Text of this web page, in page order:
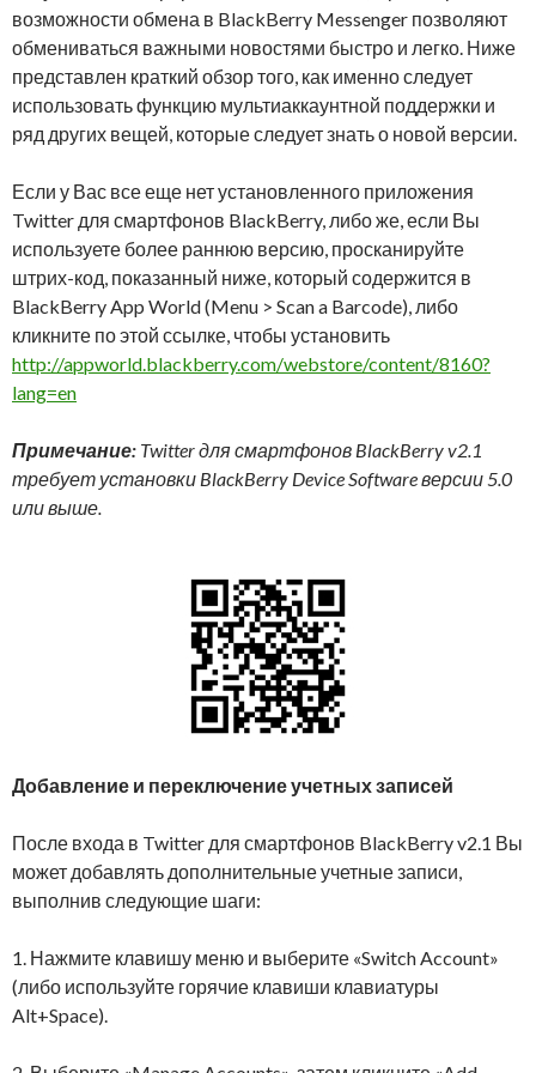
возможности обмена в BlackBerry Messenger позволяют
обмениваться важными новостями быстро и легко. Ниже
представлен краткий обзор того, как именно следует
использовать функцию мультиаккаунтной поддержки и
ряд других вещей, которые следует знать о новой версии.
Если у Вас все еще нет установленного приложения
Twitter для смартфонов BlackBerry, либо же, если Вы
используете более раннюю версию, просканируйте
штрих-код, показанный ниже, который содержится в
BlackBerry App World (Menu > Scan a Barcode), либо
кликните по этой ссылке, чтобы установить
http://appworld.blackberry.com/webstore/content/8160?
lang=en
Примечание: Twitter для смартфонов BlackBerry v2.1
требует установки BlackBerry DeviceSoftwareверсии 5.0
или выше.
Добавление и переключение учетных записей
После входа в Twitter для смартфонов BlackBerry v2.1 Вы
может добавлять дополнительные учетные записи,
выполнив следующие шаги:
1. Нажмите клавишу меню и выберите «Switch Account»
(либо используйте горячие клавиши клавиатуры
Alt+Space).